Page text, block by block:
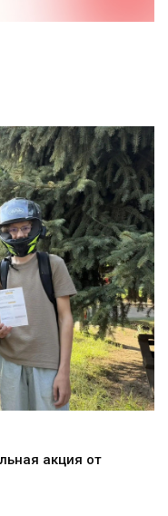
акция от